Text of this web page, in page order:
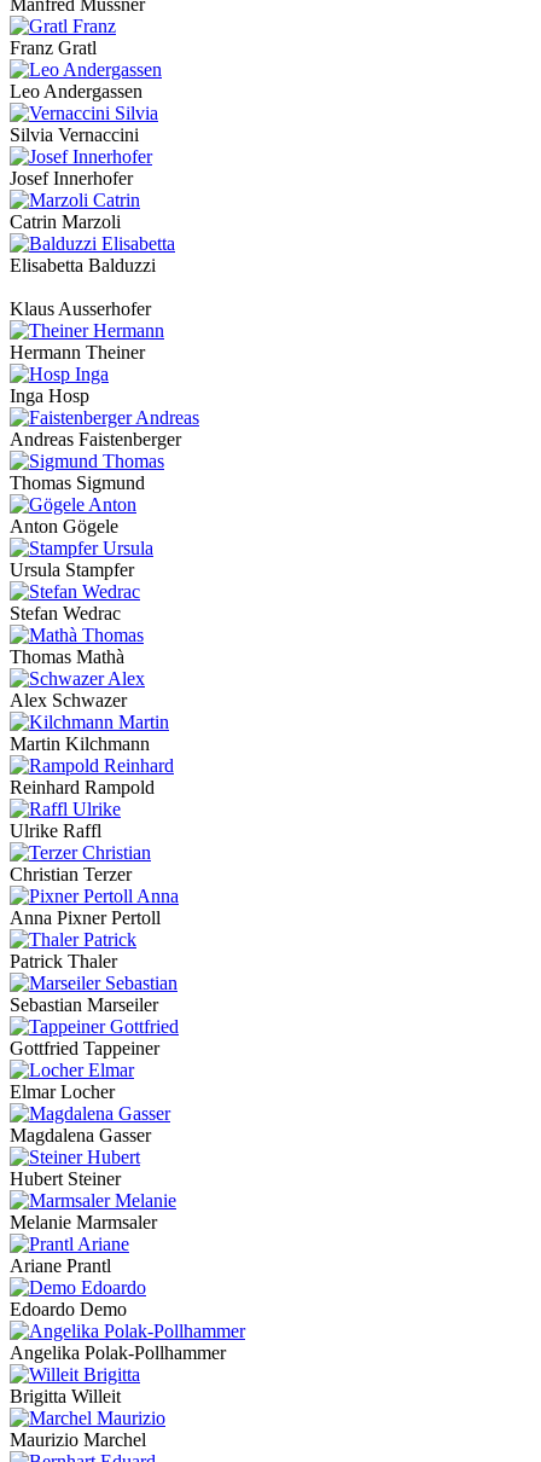
Franz Gratl
Leo Andergassen
Silvia Vernaccini
Josef Innerhofer
Catrin Marzoli
Elisabetta Balduzzi
Klaus Ausserhofer
Hermann Theiner
Inga Hosp
Andreas Faistenberger
Thomas Sigmund
Anton Gögele
Ursula Stampfer
Stefan Wedrac
Thomas Mathà
Alex Schwazer
Martin Kilchmann
Reinhard Rampold
Ulrike Raffl
Christian Terzer
Anna Pixner Pertoll
Patrick Thaler
Sebastian Marseiler
Gottfried Tappeiner
Elmar Locher
Magdalena Gasser
Hubert Steiner
Melanie Marmsaler
Ariane Prantl
Edoardo Demo
Angelika Polak-Pollhammer
Brigitta Willeit
Maurizio Marchel